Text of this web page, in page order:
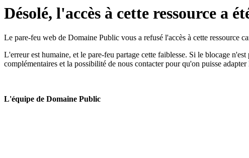
Désolé, l'accès à cette ressource a
Le pare-feu web de Domaine Public vous a refusé l'accès à cette ressource
L'erreur est humaine, et le pare-feu partage cette faiblesse. Si le blocage
complémentaires et la possibilité de nous contacter pour qu'on puisse
L'équipe de Domaine Public